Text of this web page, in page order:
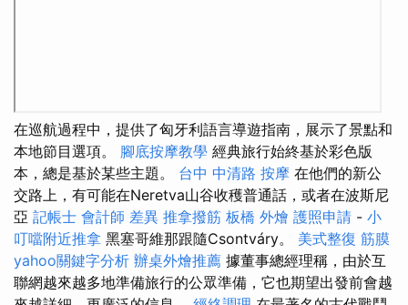
在巡航過程中，提供了匈牙利語言導遊指南，展示了景點和
本地節目選項。 腳底按摩教學 經典旅行始終基於彩色版
本，總是基於某些主題。 台中 中清路 按摩 在他們的新公
交路上，有可能在Neretva山谷收穫普通話，或者在波斯尼
亞 記帳士 會計師 差異 推拿撥筋 板橋 外燴 護照申請 - 小
叮噹附近推拿 黑塞哥維那跟隨Csontváry。 美式整復 筋膜
yahoo關鍵字分析 辦桌外燴推薦 據董事總經理稱，由於互
聯網越來越多地準備旅行的公眾準備，它也期望出發前會越